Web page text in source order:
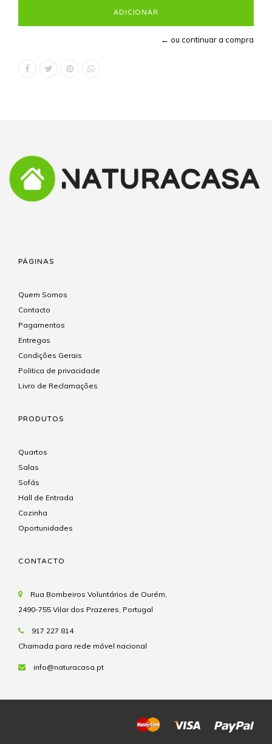
← ou continuar a compra
PÁGINAS
Quem Somos
Contacto
Pagamentos
Entregas
Condições Gerais
Politica de privacidade
Livro de Reclamações
PRODUTOS
Quartos
Salas
Sofás
Hall de Entrada
Cozinha
Oportunidades
CONTACTO
Rua Bombeiros Voluntários de Ourém,
2490-755 Vilar dos Prazeres, Portugal
917 227 814
Chamada para rede móvel nacional
info@naturacasa.pt